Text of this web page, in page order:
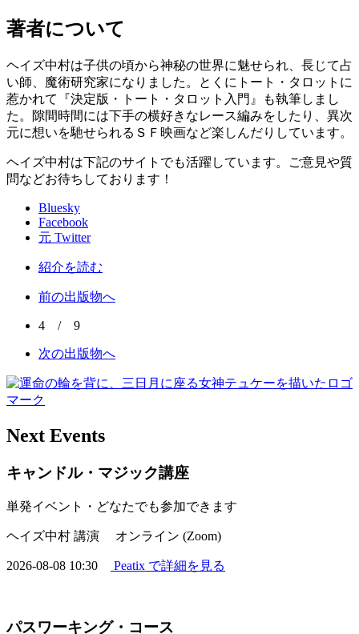
著者について
ヘイズ中村は子供の頃から神秘の世界に魅せられ、長じて占
い師、魔術研究家になりました。とくにトート・タロットに
惹かれて『決定版・トート・タロット入門』も執筆しまし
た。隙間時間には下手の横好きなレース編みをしたり、異次
元に想いを馳せられるＳＦ映画など楽しんだりしています。
ヘイズ中村は下記のサイトでも活躍しています。ご意見や質
問などお待ちしております！
Bluesky
Facebook
元 Twitter
紹介を読む
前の出版物へ
4 / 9
次の出版物へ
Next Events
キャンドル・マジック講座
単発イベント・どなたでも参加できます
ヘイズ中村 講演 オンライン (Zoom)
2026-08-08 10:30 Peatix で詳細を見る
パスワーキング・コース